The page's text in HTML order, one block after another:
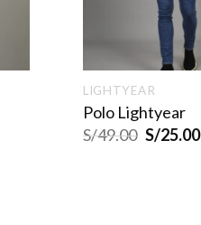
LIGHTYEAR
Polo Lightyear
S/49.00 S/25.00